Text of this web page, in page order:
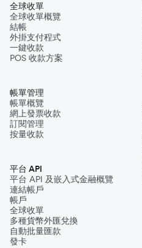
全球收單
全球收單概覽
結帳
外掛支付程式
一鍵收款
POS 收款方案
帳單管理
帳單概覽
網上發票收款
訂閱管理
按量收款
平台 API
平台 API 及嵌入式金融概覽
連結帳戶
帳戶
全球收單
多種貨幣外匯兌換
自動批量匯款
發卡